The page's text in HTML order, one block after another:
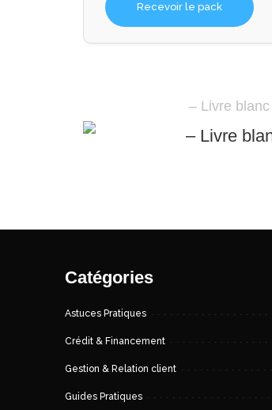
Recevoir le pack
– Livre
Catégories
Astuces Pratiques
Crédit & Financement
Gestion & Relation client
Guides Pratiques